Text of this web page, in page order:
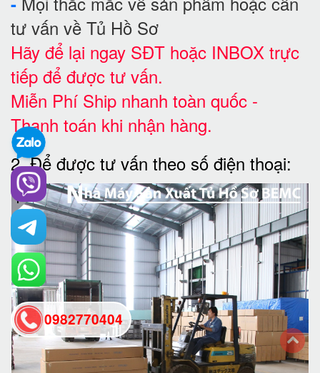
tư vấn về Tủ Hồ Sơ
Hãy để lại ngay SĐT hoặc INBOX trực
tiếp để được tư vấn.
Miễn Phí Ship nhanh toàn quốc -
Thanh toán khi nhận hàng.
2. Để được tư vấn theo số điện thoại:
0982770404
back